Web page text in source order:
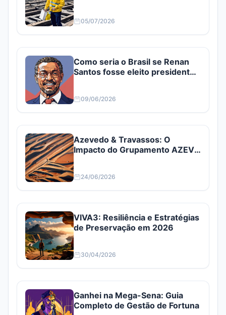
05/07/2026
Como seria o Brasil se Renan
Santos fosse eleito presidente?
09/06/2026
Azevedo & Travassos: O
Impacto do Grupamento AZEV3
24/06/2026
VIVA3: Resiliência e Estratégias
de Preservação em 2026
30/04/2026
Ganhei na Mega-Sena: Guia
Completo de Gestão de Fortuna